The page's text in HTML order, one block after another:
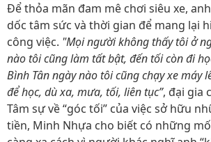
Để thỏa mãn đam mê chơi siêu xe,
dốc tâm sức và thời gian để mang lại
công việc. "Mọi người không thấy tôi ở
nào tôi cũng làm tất bật, đến tối còn đi
Bình Tân ngày nào tôi cũng chạy xe máy
để học, dù xa, mưa, tối, liên tục”, đại gia
Tâm sự về “góc tối” của việc sở hữu
tiền, Minh Nhựa cho biết có những